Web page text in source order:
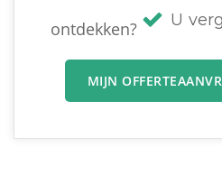
ontdekken?
U
MIJN